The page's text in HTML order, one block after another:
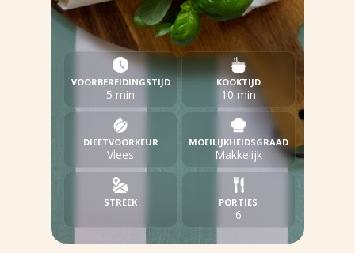
VOORBEREIDINGSTIJD
5 min
KOOKTIJD
10 min
DIEETVOORKEUR
Vlees
MOEILIJKHEIDSGRAAD
Makkelijk
STREEK PORTIES
6